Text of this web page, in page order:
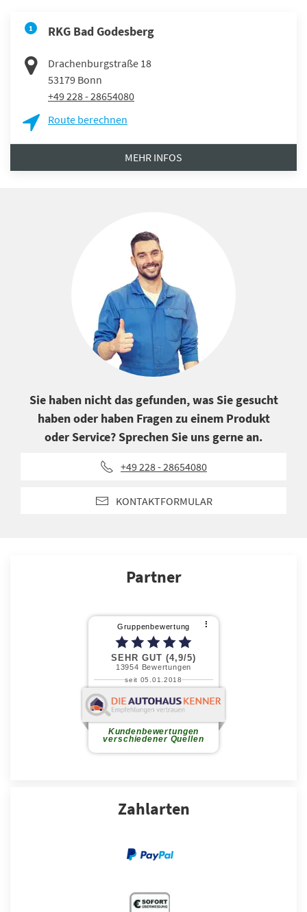
1 RKG Bad Godesberg
Drachenburgstraße 18
53179 Bonn
+49 228 - 28654080
Route berechnen
MEHR INFOS
Sie haben nicht das gefunden, was Sie gesucht
haben oder haben Fragen zu einem Produkt
oder Service? Sprechen Sie uns gerne an.
+49 228 - 28654080
KONTAKTFORMULAR
Partner
Zahlarten